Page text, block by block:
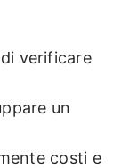
verificare
un
costi e